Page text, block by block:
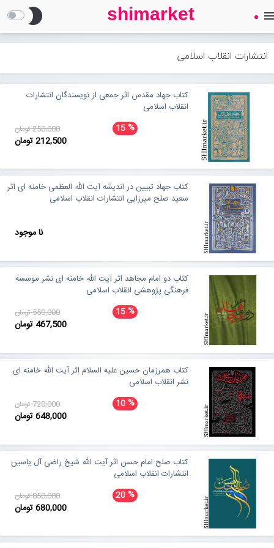
SHIMARKET
فروشگاه اینترنتی کتاب
درباره ما
بلاگ
Open submenu (محصولات)
محصولات
تماس با ما
ورود به سایت
brightness_2 shimarket
انتشارات انقلاب اسلامی
کتاب جهاد مقدس اثر جمعی از نویسندگان انتشارات
انقلاب اسلامی
15% 250,000 تومان
212,500 تومان
کتاب جهاد تبیین در اندیشه آیت الله العظمی خامنه ای اثر
سعید صلح میرزایی انتشارات انقلاب اسلامی
نا موجود
کتاب دو امام مجاهد اثر آیت الله خامنه ای نشر موسسه
فرهنگی پژوهشی انقلاب اسلامی
15% 550,000 تومان
467,500 تومان
کتاب همرزمان حسین علیه السلام اثر آیت الله خامنه ای
نشر انقلاب اسلامی
10% 720,000 تومان
648,000 تومان
کتاب صلح امام حسن اثر آیت الله شیخ راضی آل یاسین
انتشارات انقلاب اسلامی
20% 850,000 تومان
680,000 تومان